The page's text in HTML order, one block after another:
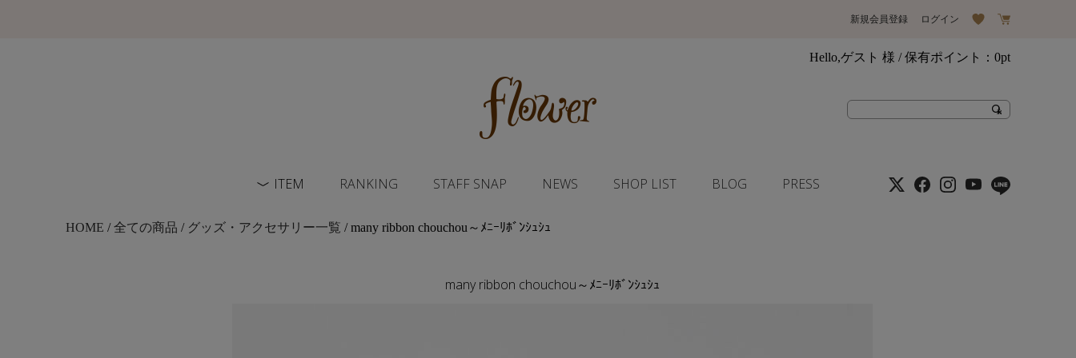
新規会員登録 ログイン
Hello,ゲスト 様 / 保有ポイント： 0pt
ITEM RANKING STAFF SNAP NEWS SHOP LIST BLOG PRESS
HOME /全ての商品 / グッズ・アクセサリー一覧 / many ribbon chouchou～ﾒﾆｰﾘﾎﾞﾝｼｭｼｭ
many ribbon chouchou～ﾒﾆｰﾘﾎﾞﾝｼｭｼｭ